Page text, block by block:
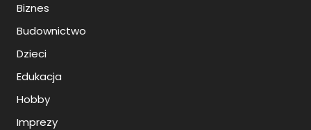
Biznes
Budownictwo
Dzieci
Edukacja
Hobby
Imprezy